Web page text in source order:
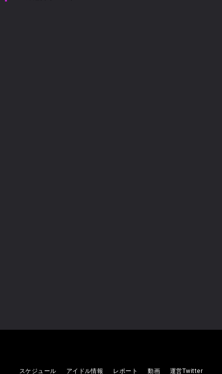
スケジュール アイドル情報 レポート 動画 運営Twitter